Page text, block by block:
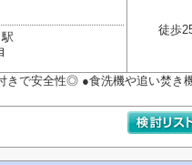
駅
徒歩
きで安全性◎ ●食洗機や追い焚き